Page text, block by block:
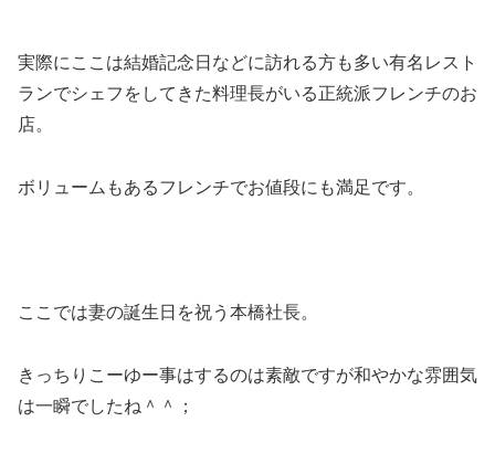
実際にここは結婚記念日などに訪れる方も多い有名レスト
ランでシェフをしてきた料理長がいる正統派フレンチのお
店。
ボリュームもあるフレンチでお値段にも満足です。
ここでは妻の誕生日を祝う本橋社長。
きっちりこーゆー事はするのは素敵ですが和やかな雰囲気
は一瞬でしたね＾＾；